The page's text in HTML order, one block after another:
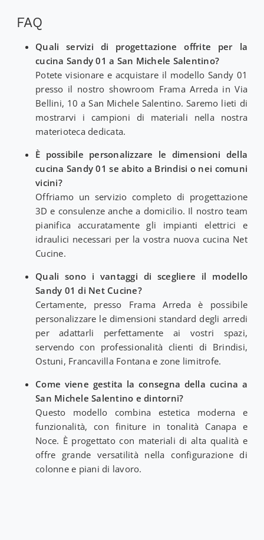
FAQ
Quali servizi di progettazione offrite per la
cucina Sandy 01 a San Michele Salentino?
Potete visionare e acquistare il modello Sandy 01
presso il nostro showroom Frama Arreda in Via
Bellini, 10 a San Michele Salentino. Saremo lieti di
mostrarvi i campioni di materiali nella nostra
materioteca dedicata.
È possibile personalizzare le dimensioni della
cucina Sandy 01 se abito a Brindisi o nei comuni
vicini?
Offriamo un servizio completo di progettazione
3D e consulenze anche a domicilio. Il nostro team
pianifica accuratamente gli impianti elettrici e
idraulici necessari per la vostra nuova cucina Net
Cucine.
Quali sono i vantaggi di scegliere il modello
Sandy 01 di Net Cucine?
Certamente, presso Frama Arreda è possibile
personalizzare le dimensioni standard degli arredi
per adattarli perfettamente ai vostri spazi,
servendo con professionalità clienti di Brindisi,
Ostuni, Francavilla Fontana e zone limitrofe.
Come viene gestita la consegna della cucina a
San Michele Salentino e dintorni?
Questo modello combina estetica moderna e
funzionalità, con finiture in tonalità Canapa e
Noce. È progettato con materiali di alta qualità e
offre grande versatilità nella configurazione di
colonne e piani di lavoro.